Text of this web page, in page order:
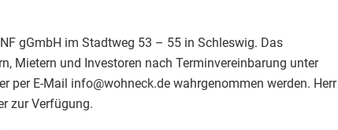
gGmbH im Stadtweg 53 – 55 in Schleswig. Das
Mietern und Investoren nach Terminvereinbarung unter
per E-Mail info@wohneck.de wahrgenommen werden. Herr
zur Verfügung.